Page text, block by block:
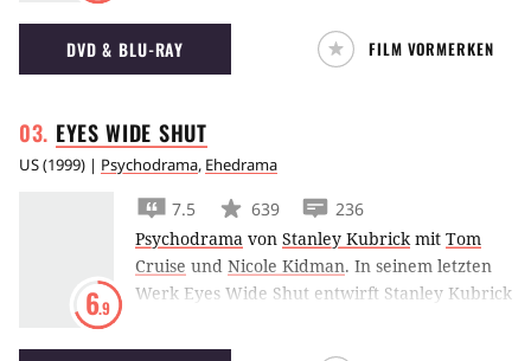
aus der Ruhe gebracht werden kann. Doch
dann gibt es bei einem Job eine ungewollte
Zeugin.
DVD & BLU-RAY FILM VORMERKEN
EYES WIDE SHUT
US(1999) | Psychodrama, Ehedrama
6.9
7.5 639
236
Psychodrama von Stanley Kubrickmit Tom
Cruise und Nicole Kidman. In seinem letzten
Werk Eyes Wide Shut entwirft Stanley Kubrick
Traumnovelle ein erotisches Drama mit